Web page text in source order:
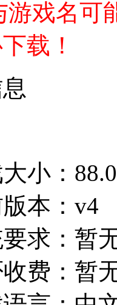
游戏名可
载！
小：
本： v4
求： 暂
费： 暂